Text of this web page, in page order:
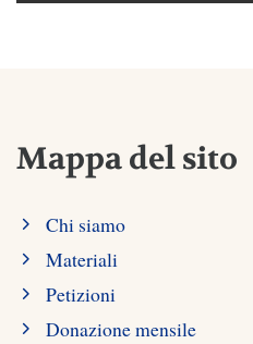
Mappa del sito
Chi siamo
Materiali
Petizioni
Donazione mensile